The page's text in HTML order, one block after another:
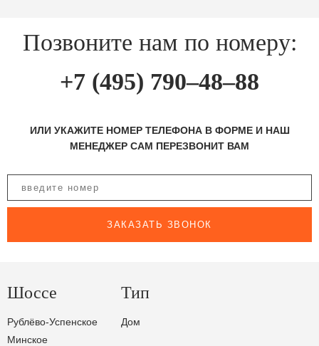
Позвоните нам по номеру:
+7 (495) 790–48–88
ИЛИ УКАЖИТЕ НОМЕР ТЕЛЕФОНА В ФОРМЕ И НАШ
МЕНЕДЖЕР САМ ПЕРЕЗВОНИТ ВАМ
ЗАКАЗАТЬ ЗВОНОК
Шоссе
Рублёво-Успенское
Минское
Тип
Дом